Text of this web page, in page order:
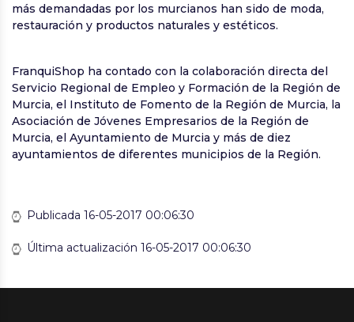
más demandadas por los murcianos han sido de moda,
restauración y productos naturales y estéticos.
FranquiShop ha contado con la colaboración directa del
Servicio Regional de Empleo y Formación de la Región de
Murcia, el Instituto de Fomento de la Región de Murcia, la
Asociación de Jóvenes Empresarios de la Región de
Murcia, el Ayuntamiento de Murcia y más de diez
ayuntamientos de diferentes municipios de la Región.
Publicada 16-05-2017 00:06:30
Última actualización 16-05-2017 00:06:30